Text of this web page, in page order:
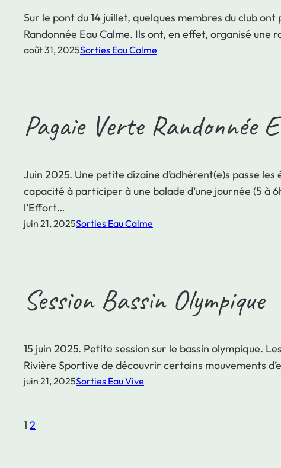
Sur le pont du 14 juillet, quelques membres du club
Randonnée Eau Calme. Ils ont, en effet, organisé
août 31, 2025Sorties Eau Calme
Pagaie Verte Randonnée
Juin 2025. Une petite dizaine d’adhérent(e)s passe
capacité à participer à une balade d’une journée (5 à
l’Effort…
juin 21, 2025Sorties Eau Calme
Session Bassin Olympique
15 juin 2025. Petite session sur le bassin olympique.
Rivière Sportive de découvrir certains mouvements
juin 21, 2025Sorties Eau Vive
1 2